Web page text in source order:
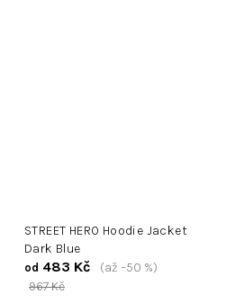
STREET HERO Hoodie Jacket
Dark Blue
od 483 Kč
967 Kč
(až –50 %)